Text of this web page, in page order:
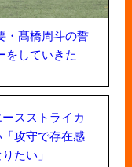
・髙橋周斗の誓
をしていきた
ースストライカ
攻守で存在感
たい」